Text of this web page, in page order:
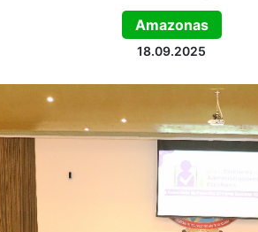
Amazonas
18.09.2025